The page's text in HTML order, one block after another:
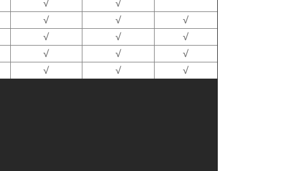
√
√
√ √
√
√ √
√
√ √
√
√ √ √